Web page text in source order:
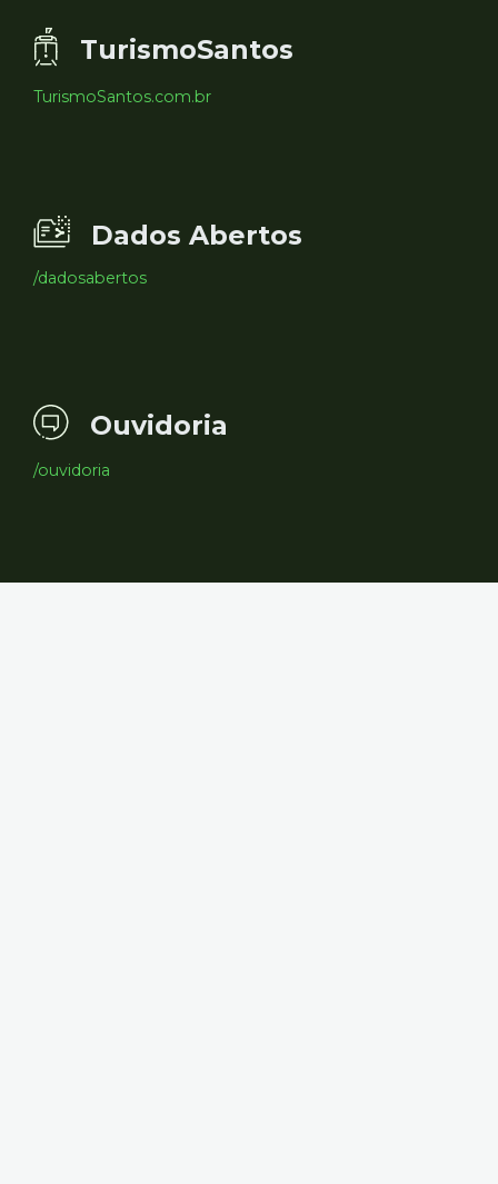
TurismoSantos
TurismoSantos.com.br
Dados Abertos
/dadosabertos
Ouvidoria
/ouvidoria